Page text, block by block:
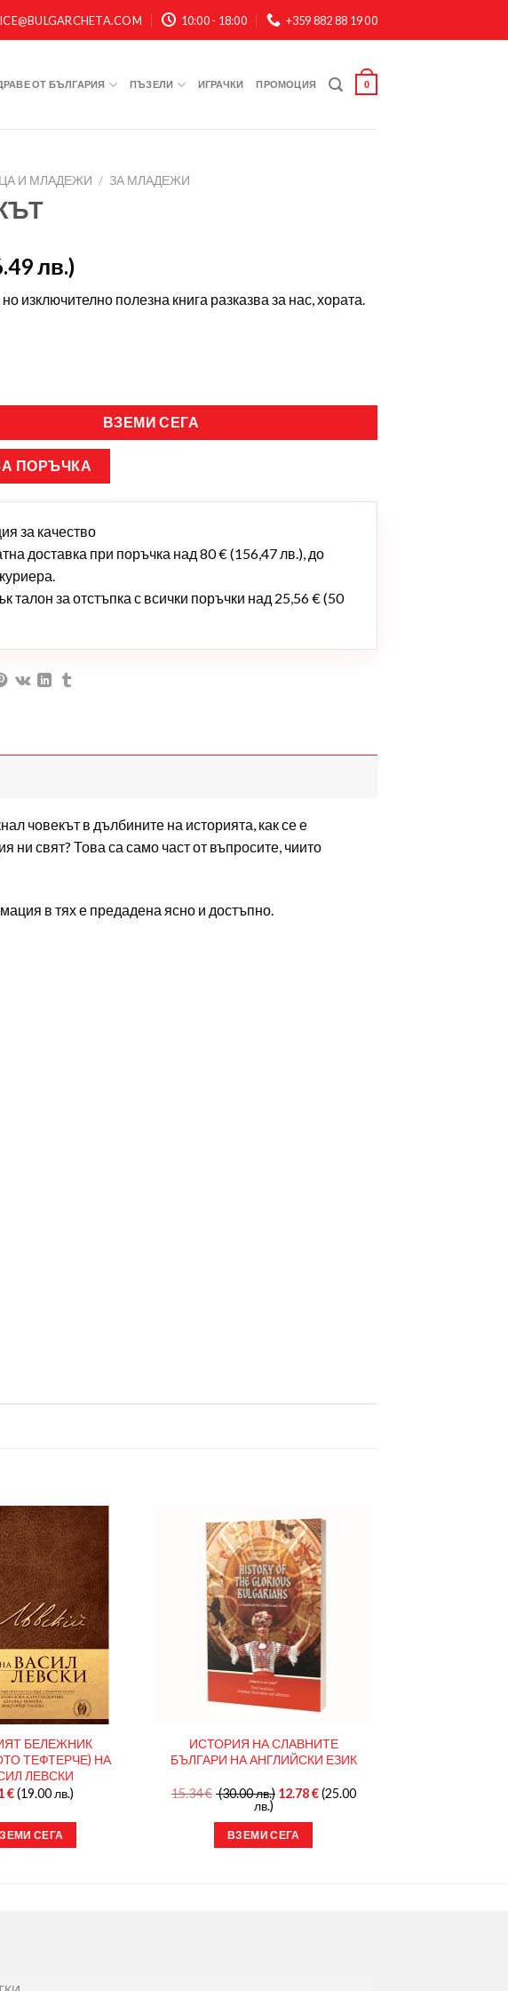
10:00 - 18:00 +359 882 88 19 00
ОТ БЪЛГАРИЯ ПЪЗЕЛИ ИГРАЧКИ ПРОМОЦИЯ 0
И МЛАДЕЖИ / ЗА МЛАДЕЖИ
лв.)
изключително полезна книга разказва за нас, хората.
ВЗЕМИ СЕГА
ПОРЪЧКА
за качество
доставка при поръчка над 80 € (156,47 лв.), до
талон за отстъпка с всички поръчки над 25,56 € (50
човекът в дълбините на историята, как се е
свят? Това са само част от въпросите, чиито
в тях е предадена ясно и достъпно.
БЕЛЕЖНИК
ТЕФТЕРЧЕ) НА
ЛЕВСКИ
€(19.00 лв.)
СЕГА
ИСТОРИЯ НА СЛАВНИТЕ
БЪЛГАРИ НА АНГЛИЙСКИ ЕЗИК
15.34€ (30.00 лв.) 12.78€(25.00
лв.)
ВЗЕМИ СЕГА